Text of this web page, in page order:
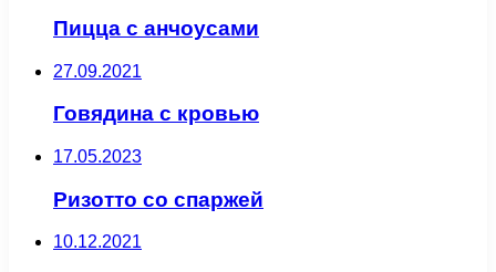
Пицца с анчоусами
27.09.2021
Говядина с кровью
17.05.2023
Ризотто со спаржей
10.12.2021